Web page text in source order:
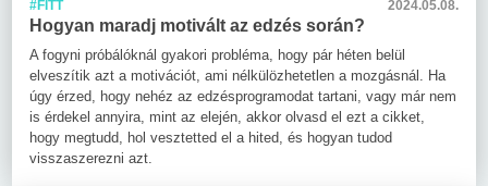
#FITT 2024.05.08.
Hogyan maradj motivált az edzés során?
A fogyni próbálóknál gyakori probléma, hogy pár héten belül
elveszítik azt a motivációt, ami nélkülözhetetlen a mozgásnál. Ha
úgy érzed, hogy nehéz az edzésprogramodat tartani, vagy már nem
is érdekel annyira, mint az elején, akkor olvasd el ezt a cikket,
hogy megtudd, hol vesztetted el a hited, és hogyan tudod
visszaszerezni azt.